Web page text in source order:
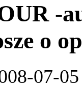
-
o
07-